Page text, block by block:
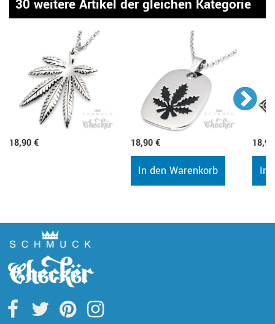
30 weitere Artikel der gleichen Kategorie
18,90 € 18,90 €
In den Warenkorb In